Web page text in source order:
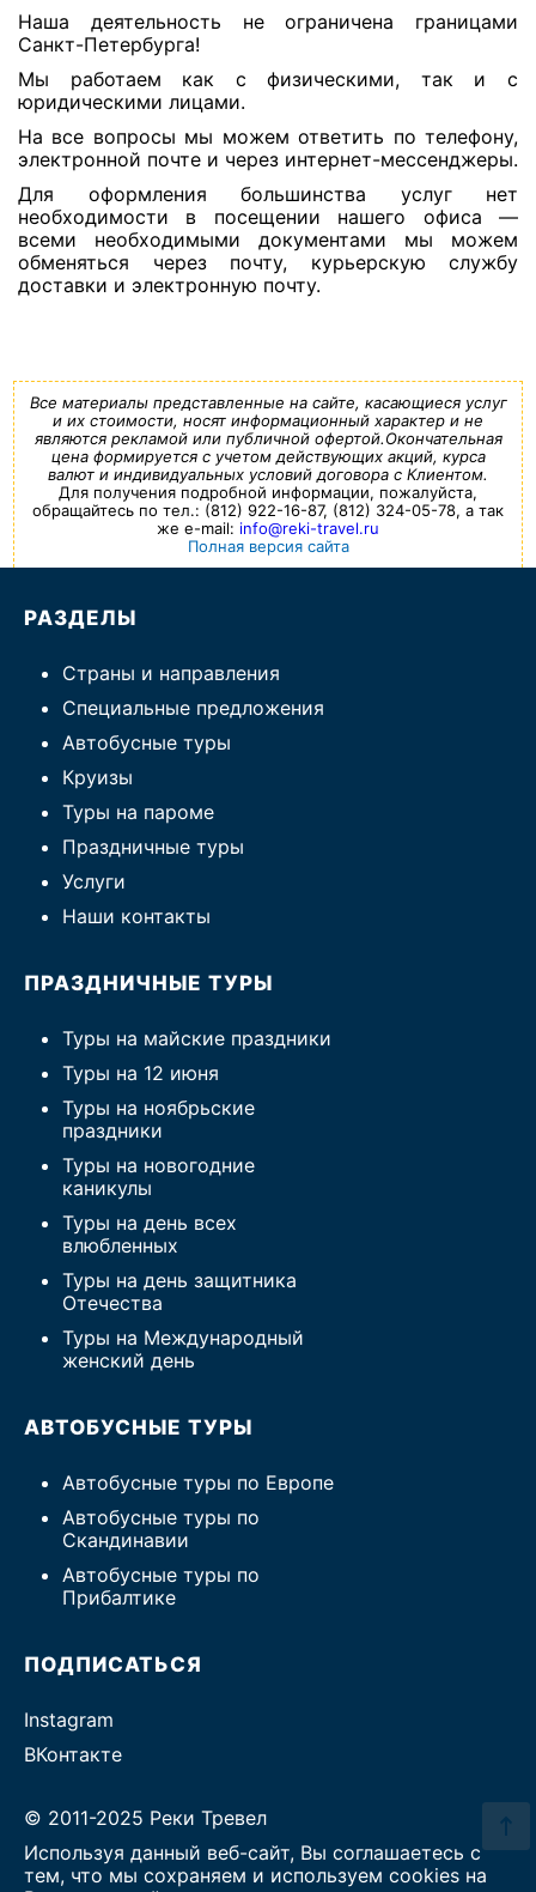
Наша деятельность не ограничена границами
Санкт-Петербурга!
Мы работаем как с физическими, так и с
юридическими лицами.
На все вопросы мы можем ответить по телефону,
электронной почте и через интернет-мессенджеры.
Для оформления большинства услуг нет
необходимости в посещении нашего офиса —
всеми необходимыми документами мы можем
обменяться через почту, курьерскую службу
доставки и электронную почту.
Все материалы представленные на сайте, касающиеся услуг
и их стоимости, носят информационный характер и не
являются рекламой или публичной офертой.Окончательная
цена формируется с учетом действующих акций, курса
валют и индивидуальных условий договора с Клиентом.
Для получения подробной информации, пожалуйста,
обращайтесь по тел.: (812) 922-16-87, (812) 324-05-78, а так
же e-mail: info@reki-travel.ru
Полная версия сайта
РАЗДЕЛЫ
Страны и направления
Специальные предложения
Автобусные туры
Круизы
Туры на пароме
Праздничные туры
Услуги
Наши контакты
ПРАЗДНИЧНЫЕ ТУРЫ
Туры на майские праздники
Туры на 12 июня
Туры на ноябрьские
праздники
Туры на новогодние
каникулы
Туры на день всех
влюбленных
Туры на день защитника
Отечества
Туры на Международный
женский день
АВТОБУСНЫЕ ТУРЫ
Автобусные туры по Европе
Автобусные туры по
Скандинавии
Автобусные туры по
Прибалтике
ПОДПИСАТЬСЯ
Instagram
ВКонтакте
© 2011-2025 Реки Тревел
Используя данный веб-сайт, Вы соглашаетесь с
тем, что мы сохраняем и используем cookies на